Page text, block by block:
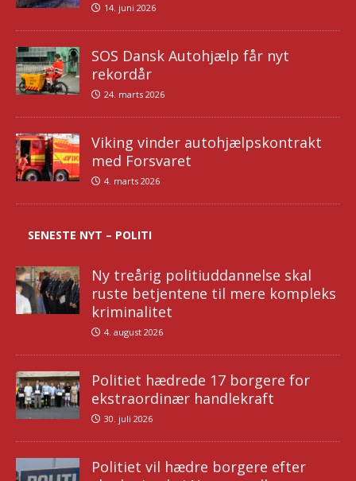
14. juni 2026
SOS Dansk Autohjælp får nyt
rekordår
24. marts 2026
Viking vinder autohjælpskontrakt
med Forsvaret
4. marts 2026
SENESTE NYT – POLITI
Ny treårig politiuddannelse skal
ruste betjentene til mere kompleks
kriminalitet
4. august 2026
Politiet hædrede 17 borgere for
ekstraordinær handlekraft
30. juli 2026
Politiet vil hædre borgere efter